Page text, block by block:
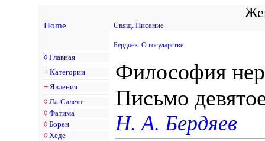
Home Свящ. Писание
◊ Главная
+ Категории
+ Явления
◊ Ла-Салетт
◊ Фатима
◊ Борен
◊ Хеде
Бердяев. О государстве
Философия
Письмо
Н. А. Бердяев